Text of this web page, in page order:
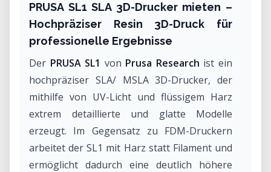
PRUSA SL1 SLA 3D-Drucker mieten –
Hochpräziser Resin 3D-Druck für
professionelle Ergebnisse
Der PRUSA SL1 von Prusa Research ist ein
hochpräziser SLA/ MSLA 3D-Drucker, der
mithilfe von UV-Licht und flüssigem Harz
extrem detaillierte und glatte Modelle
erzeugt. Im Gegensatz zu FDM-Druckern
arbeitet der SL1 mit Harz statt Filament und
ermöglicht dadurch eine deutlich höhere